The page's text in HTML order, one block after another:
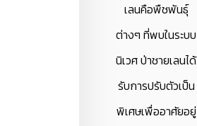
เลนคือพืชพันธุ์
ต่างๆ ที่พบในระบบ
นิเวศ ป่าชายเลนได้
รับการปรับตัวเป็น
พิเศษเพื่ออาศัยอยู่